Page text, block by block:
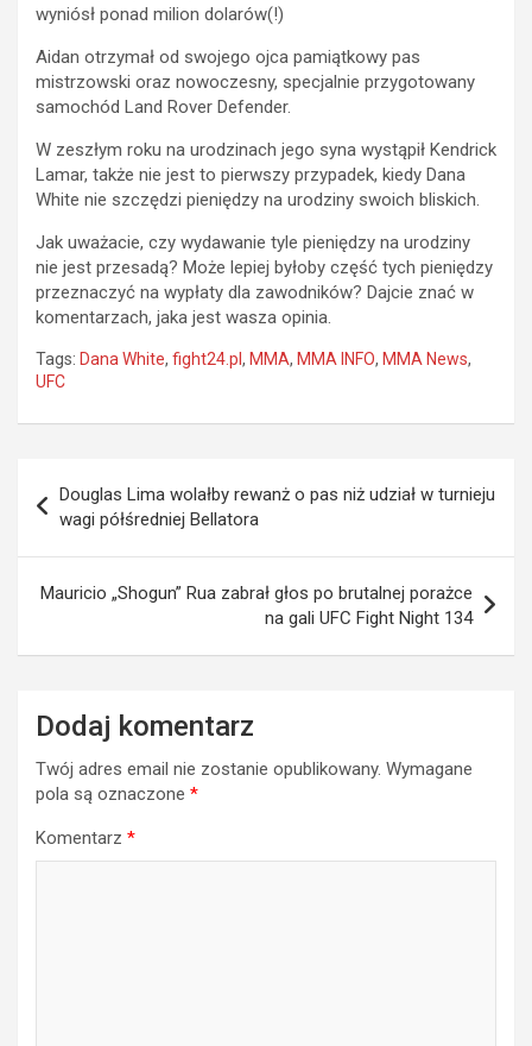
wyniósł ponad milion dolarów(!)
Aidan otrzymał od swojego ojca pamiątkowy pas
mistrzowski oraz nowoczesny, specjalnie przygotowany
samochód Land Rover Defender.
W zeszłym roku na urodzinach jego syna wystąpił Kendrick
Lamar, także nie jest to pierwszy przypadek, kiedy Dana
White nie szczędzi pieniędzy na urodziny swoich bliskich.
Jak uważacie, czy wydawanie tyle pieniędzy na urodziny
nie jest przesadą? Może lepiej byłoby część tych pieniędzy
przeznaczyć na wypłaty dla zawodników? Dajcie znać w
komentarzach, jaka jest wasza opinia.
Tags: Dana White, fight24.pl , MMA, MMA INFO, MMA News,
UFC
wpisu
Douglas Lima wolałby rewanż o pas niż udział w turnieju
wagi półśredniej Bellatora
Mauricio „Shogun” Rua zabrał głos po brutalnej porażce
na gali UFC Fight Night 134
Dodaj komentarz
Twój adres email nie zostanie opublikowany. Wymagane
pola są oznaczone *
Komentarz *